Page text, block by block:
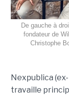
De gauche à
fondateur de
Christophe
Nexpublica
travaille